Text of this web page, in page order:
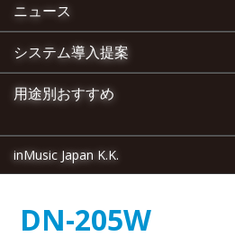
ニュース
システム導入提案
用途別おすすめ
inMusic Japan K.K.
DN-205W